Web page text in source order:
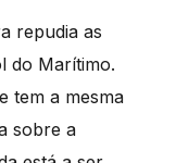
repudia as
do Marítimo.
tem a mesma
sobre a